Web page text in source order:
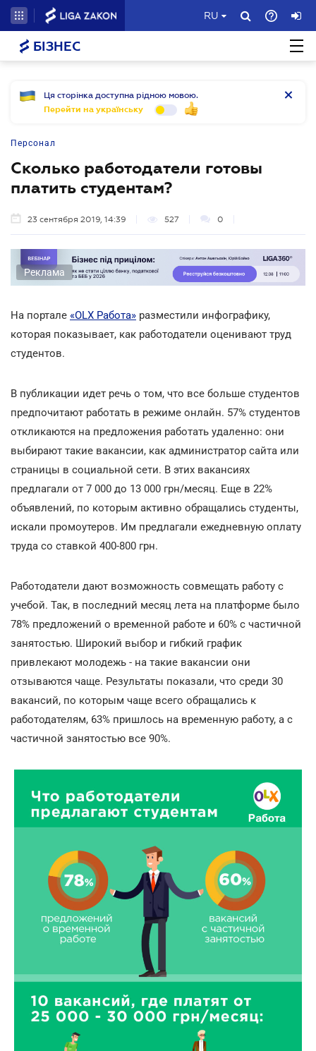
RU
БІЗНЕС
Ця сторінка доступна рідною мовою.
Перейти на українську
Персонал
Сколько работодатели готовы
платить студентам?
23 сентября 2019, 14:39 527 0
Реклама
На портале «OLХ Работа» разместили инфографику,
которая показывает, как работодатели оценивают труд
студентов.
В публикации идет речь о том, что все больше студентов
предпочитают работать в режиме онлайн. 57% студентов
откликаются на предложения работать удаленно: они
выбирают такие вакансии, как администратор сайта или
страницы в социальной сети. В этих вакансиях
предлагали от 7 000 до 13 000 грн/месяц. Еще в 22%
объявлений, по которым активно обращались студенты,
искали промоутеров. Им предлагали ежедневную оплату
труда со ставкой 400-800 грн.
Работодатели дают возможность совмещать работу с
учебой. Так, в последний месяц лета на платформе было
78% предложений о временной работе и 60% с частичной
занятостью. Широкий выбор и гибкий график
привлекают молодежь - на такие вакансии они
отзываются чаще. Результаты показали, что среди 30
вакансий, по которым чаще всего обращались к
работодателям, 63% пришлось на временную работу, а с
частичной занятостью все 90%.